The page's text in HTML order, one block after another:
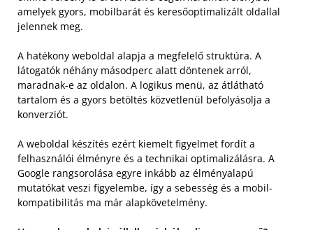
amelyek gyors, mobilbarát és keresőoptimalizált oldallal
jelennek meg.
A hatékony weboldal alapja a megfelelő struktúra. A
látogatók néhány másodperc alatt döntenek arról,
maradnak-e az oldalon. A logikus menü, az átlátható
tartalom és a gyors betöltés közvetlenül befolyásolja a
konverziót.
A weboldal készítés ezért kiemelt figyelmet fordít a
felhasználói élményre és a technikai optimalizálásra. A
Google rangsorolása egyre inkább az élményalapú
mutatókat veszi figyelembe, így a sebesség és a mobil-
kompatibilitás ma már alapkövetelmény.